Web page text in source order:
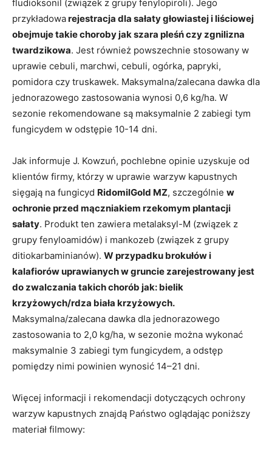
fludioksonil (związek z grupy fenylopiroli). Jego
przykładowarejestracja dla sałaty głowiastej i liściowej
obejmuje takie choroby jak szara pleśń czy zgnilizna
twardzikowa. Jest również powszechnie stosowany w
uprawie cebuli, marchwi, cebuli, ogórka, papryki,
pomidora czy truskawek. Maksymalna/zalecana dawka dla
jednorazowego zastosowania wynosi 0,6 kg/ha. W
sezonie rekomendowane są maksymalnie 2 zabiegi tym
fungicydem w odstępie 10-14 dni.
Jak informuje J. Kowzuń, pochlebne opinie uzyskuje od
klientów firmy, którzy w uprawie warzyw kapustnych
sięgają na fungicyd RidomilGold MZ, szczególnie w
ochronie przed mączniakiem rzekomym plantacji
sałaty. Produkt ten zawiera metalaksyl-M (związek z
grupy fenyloamidów) i mankozeb (związek z grupy
ditiokarbaminianów). W przypadku brokułów i
kalafiorów uprawianych w gruncie zarejestrowany jest
do zwalczania takich chorób jak: bielik
krzyżowych/rdza biała krzyżowych.
Maksymalna/zalecana dawka dla jednorazowego
zastosowania to 2,0 kg/ha, w sezonie można wykonać
maksymalnie 3 zabiegi tym fungicydem, a odstęp
pomiędzy nimi powinien wynosić 14–21 dni.
Więcej informacji i rekomendacji dotyczących ochrony
warzyw kapustnych znajdą Państwo oglądając poniższy
materiał filmowy: